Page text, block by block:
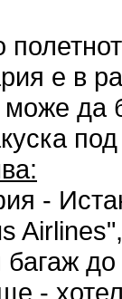
е в
може
-
багаж
-